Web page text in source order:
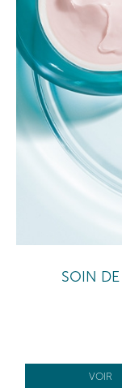
SOIN
VOIR